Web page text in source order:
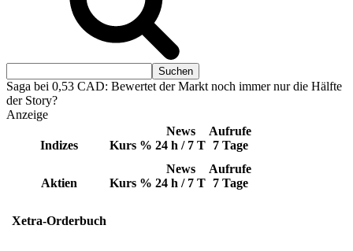
Saga bei 0,53 CAD: Bewertet der Markt noch immer nur die Hälfte
der Story?
Anzeige
Indizes Kurs %
News
24 h / 7 T
Aufrufe
7 Tage
Aktien Kurs %
News
24 h / 7 T
Aufrufe
7 Tage
Xetra-Orderbuch